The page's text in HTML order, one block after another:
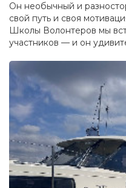
Он необычный и
свой путь и своя
Школы Волонтеров мы
участников — и он